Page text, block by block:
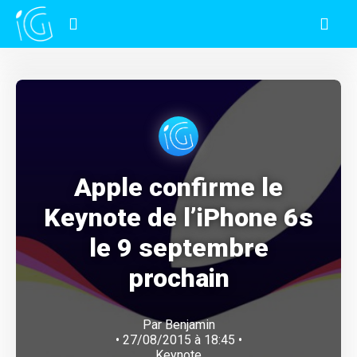
Apple confirme le
Keynote de l’iPhone 6s
le 9 septembre
prochain
ParBenjamin
• 27/08/2015 à 18:45 •